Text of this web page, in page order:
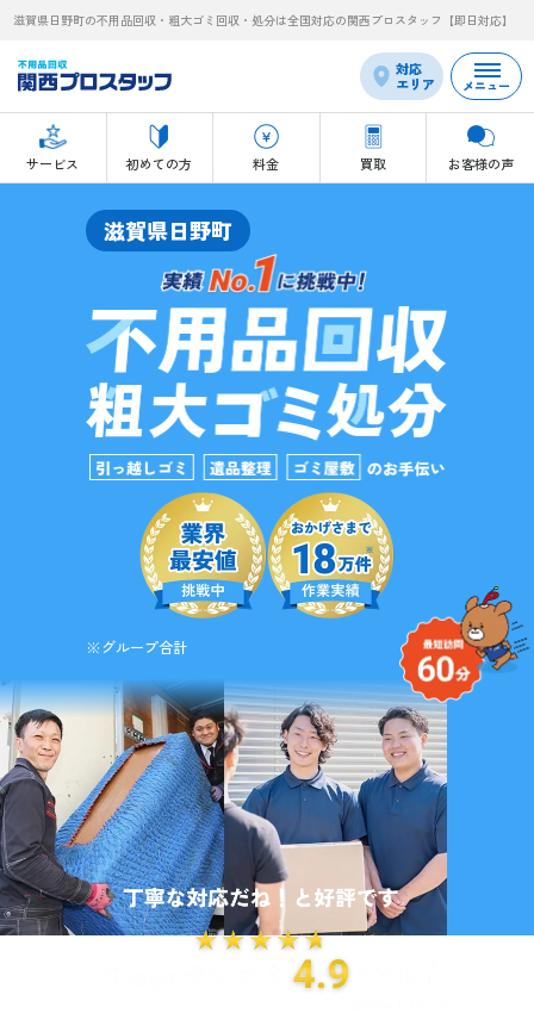
滋賀県日野町の不用品回収・粗大ゴミ回収・処分は全国対応の関西プロスタッフ【即日対応】
対応
エリア
サービス 初めての方 料金 買取 お客様の声
メニュー
滋賀県日野町
※グループ合計